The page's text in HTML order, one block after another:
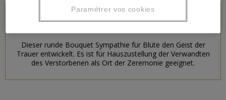
PRODUKTBESCHREIBUNG
Dieser runde Bouquet Sympathie für Blüte den Geist der
Trauer entwickelt. Es ist für Hauszustellung der Verwandten
des Verstorbenen als Ort der Zeremonie geeignet.
Paramétrer vos cookies